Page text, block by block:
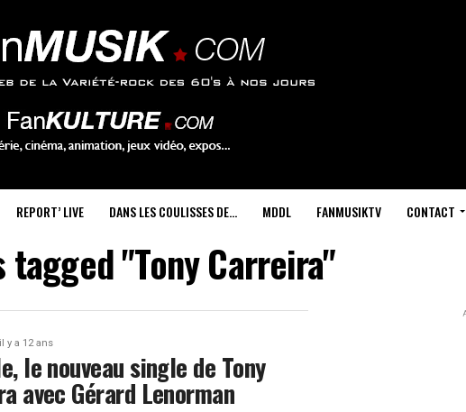
REPORT’ LIVE DANS LES COULISSES DE… MDDL FANMUSIKTV CONTACT
tagged "Tony Carreira"
il y a 12 ans
le nouveau single de Tony
avec Gérard Lenorman